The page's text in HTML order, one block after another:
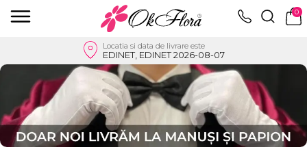
0
Locatia si data de livrare este
EDINET, EDINET 2026-08-07